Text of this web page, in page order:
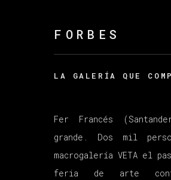
FORBES
LA GALERÍA QUE
Fer Francés
grande. Dos mil
macrogalería VETA el
feria de arte